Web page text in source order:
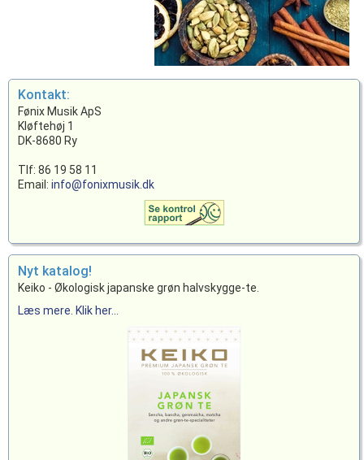
Kontakt:
Fønix Musik ApS
Kløftehøj 1
DK-8680 Ry
Tlf: 86 19 58 11
Email: info@fonixmusik.dk
Nyt katalog!
Keiko - Økologisk japanske grøn halvskygge-te.
Læs mere. Klik her...